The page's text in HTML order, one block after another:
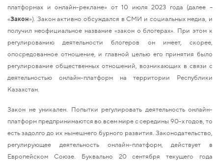
платформах и онлайн-рекламе» от 10 июля 2023 года (далее –
«Закон»). Закон активно обсуждался в СМИ и социальных медиа, и
получил неофициальное название «закон о блогерах». При этом к
регулированию деятельности блогеров он имеет, скорее,
опосредованное отношение, и главной целью его принятия было
регулирование общественных отношений, возникающих в связи с
деятельностью онлайн-платформ на территории Республики
Казахстан.
Закон не уникален. Попытки регулировать деятельность онлайн-
платформ предпринимаются во всем мире с середины 90-х годов, то
есть задолго до их нынешнего бурного развития. Законодательство,
регулирующее деятельность онлайн-платформ, действует в
Европейском Союзе. Буквально 20 сентября текущего года